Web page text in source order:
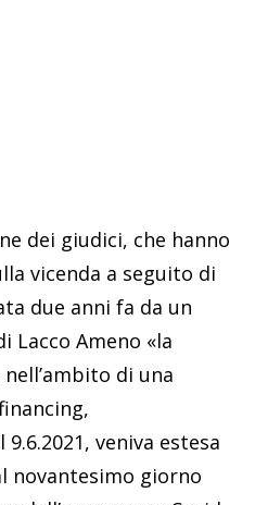
dei giudici, che hanno
vicenda a seguito di
due anni fa da un
Lacco Ameno «la
di una
veniva estesa
novantesimo giorno